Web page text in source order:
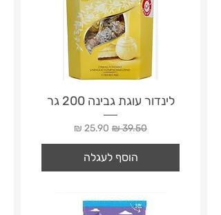
לינדור עוגת גבינה 200 גר
מחיר רגיל מחיר מבצע
הוסף לעגלה